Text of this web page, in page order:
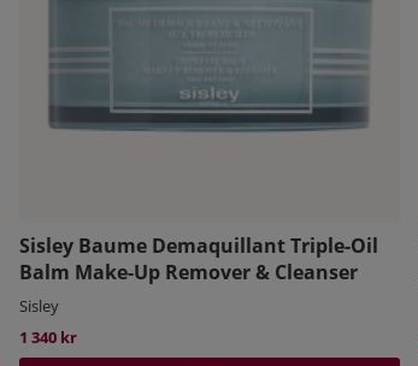
Sisley Baume Demaquillant Triple-Oil
Balm Make-Up Remover & Cleanser
Sisley
1 340 kr